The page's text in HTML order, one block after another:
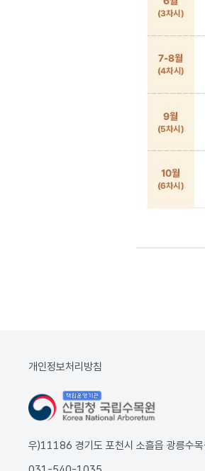
개인정보처리방침
우)11186 경기도 포천시 소흘읍 광릉수